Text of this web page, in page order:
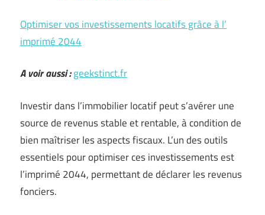
Optimiser vos investissements locatifs grâce à l’
imprimé 2044
A voir aussi :geekstinct.fr
Investir dans l’immobilier locatif peut s’avérer une
source de revenus stable et rentable, à condition de
bien maîtriser les aspects fiscaux. L’un des outils
essentiels pour optimiser ces investissements est
l’imprimé 2044, permettant de déclarer les revenus
fonciers.